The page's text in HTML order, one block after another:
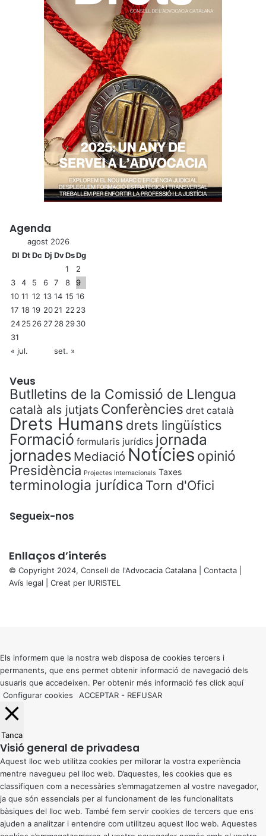
Agenda
agost 2026
Dl DtDc Dj DvDsDg
1
2
3
4 5 6 7 8
9
10 11 12 13 14 15 16
17 18 19 2021 22 23
2425 26 27 28 2930
31
« jul.
set. »
Veus
Butlletins de la Comissió de Llengua
català als jutjats Conferències dret català
Drets Humans drets lingüístics
Formació formularis jurídics jornada
jornades Mediació Notícies opinió
Presidència Projectes Internacionals Taxes
terminologia jurídica Torn d'Ofici
Segueix-nos
Enllaços d’interés
© Copyright 2024, Consell de l'Advocacia Catalana | Contacta
Avís legal | Creat per IURISTEL
button
Els informem que la nostra web disposa de cookies tercers i
permanents, que ens permet obtenir informació de navegació dels
usuaris que accedeixen. Per obtenir més informació fes click aquí
Configurar cookies
ACCEPTAR - REFUSAR
Tanca
Visió general de privadesa
Aquest lloc web utilitza cookies per millorar la vostra experiència
mentre navegueu pel lloc web. D’aquestes, les cookies que es
classifiquen com a necessàries s’emmagatzemen al vostre navegador,
ja que són essencials per al funcionament de les funcionalitats
bàsiques del lloc web. També fem servir cookies de tercers que ens
ajuden a analitzar i entendre com utilitzeu aquest lloc web. Aquestes